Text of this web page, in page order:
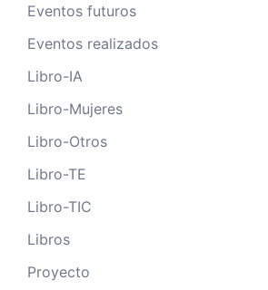
Eventos futuros
Eventos realizados
Libro-IA
Libro-Mujeres
Libro-Otros
Libro-TE
Libro-TIC
Libros
Proyecto